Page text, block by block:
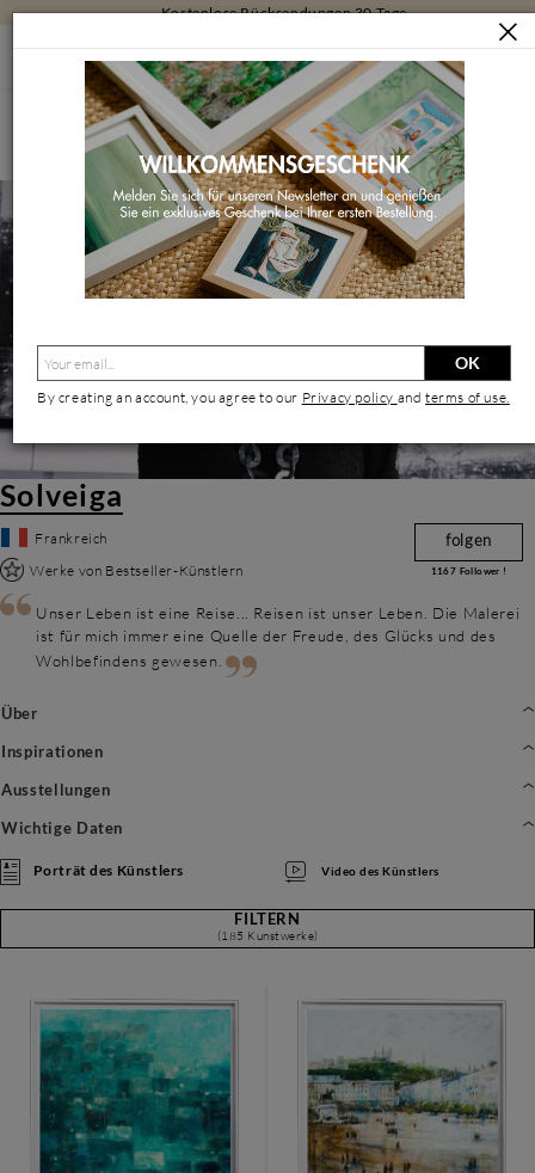
Kostenlose Rücksendungen 30 Tage
KÜNSTLER/INNEN SOLVEIGA
Solveiga | Zeitgenössischer Künstler
Solveiga
Frankreich
Werke von Bestseller-Künstlern
folgen
1167 Follower !
Unser Leben ist eine Reise... Reisen ist unser Leben. Die Malerei
ist für mich immer eine Quelle der Freude, des Glücks und des
Wohlbefindens gewesen.
Über
Inspirationen
Ausstellungen
Wichtige Daten
Porträt des Künstlers Video des Künstlers
FILTERN
(185 Kunstwerke)
OK
By creating an account, you agree to our Privacy policy andterms of use.